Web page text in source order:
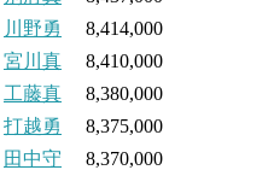
川野勇
8,414,000
宮川真 8,410,000
工藤真 8,380,000
打越勇
8,375,000
田中守 8,370,000